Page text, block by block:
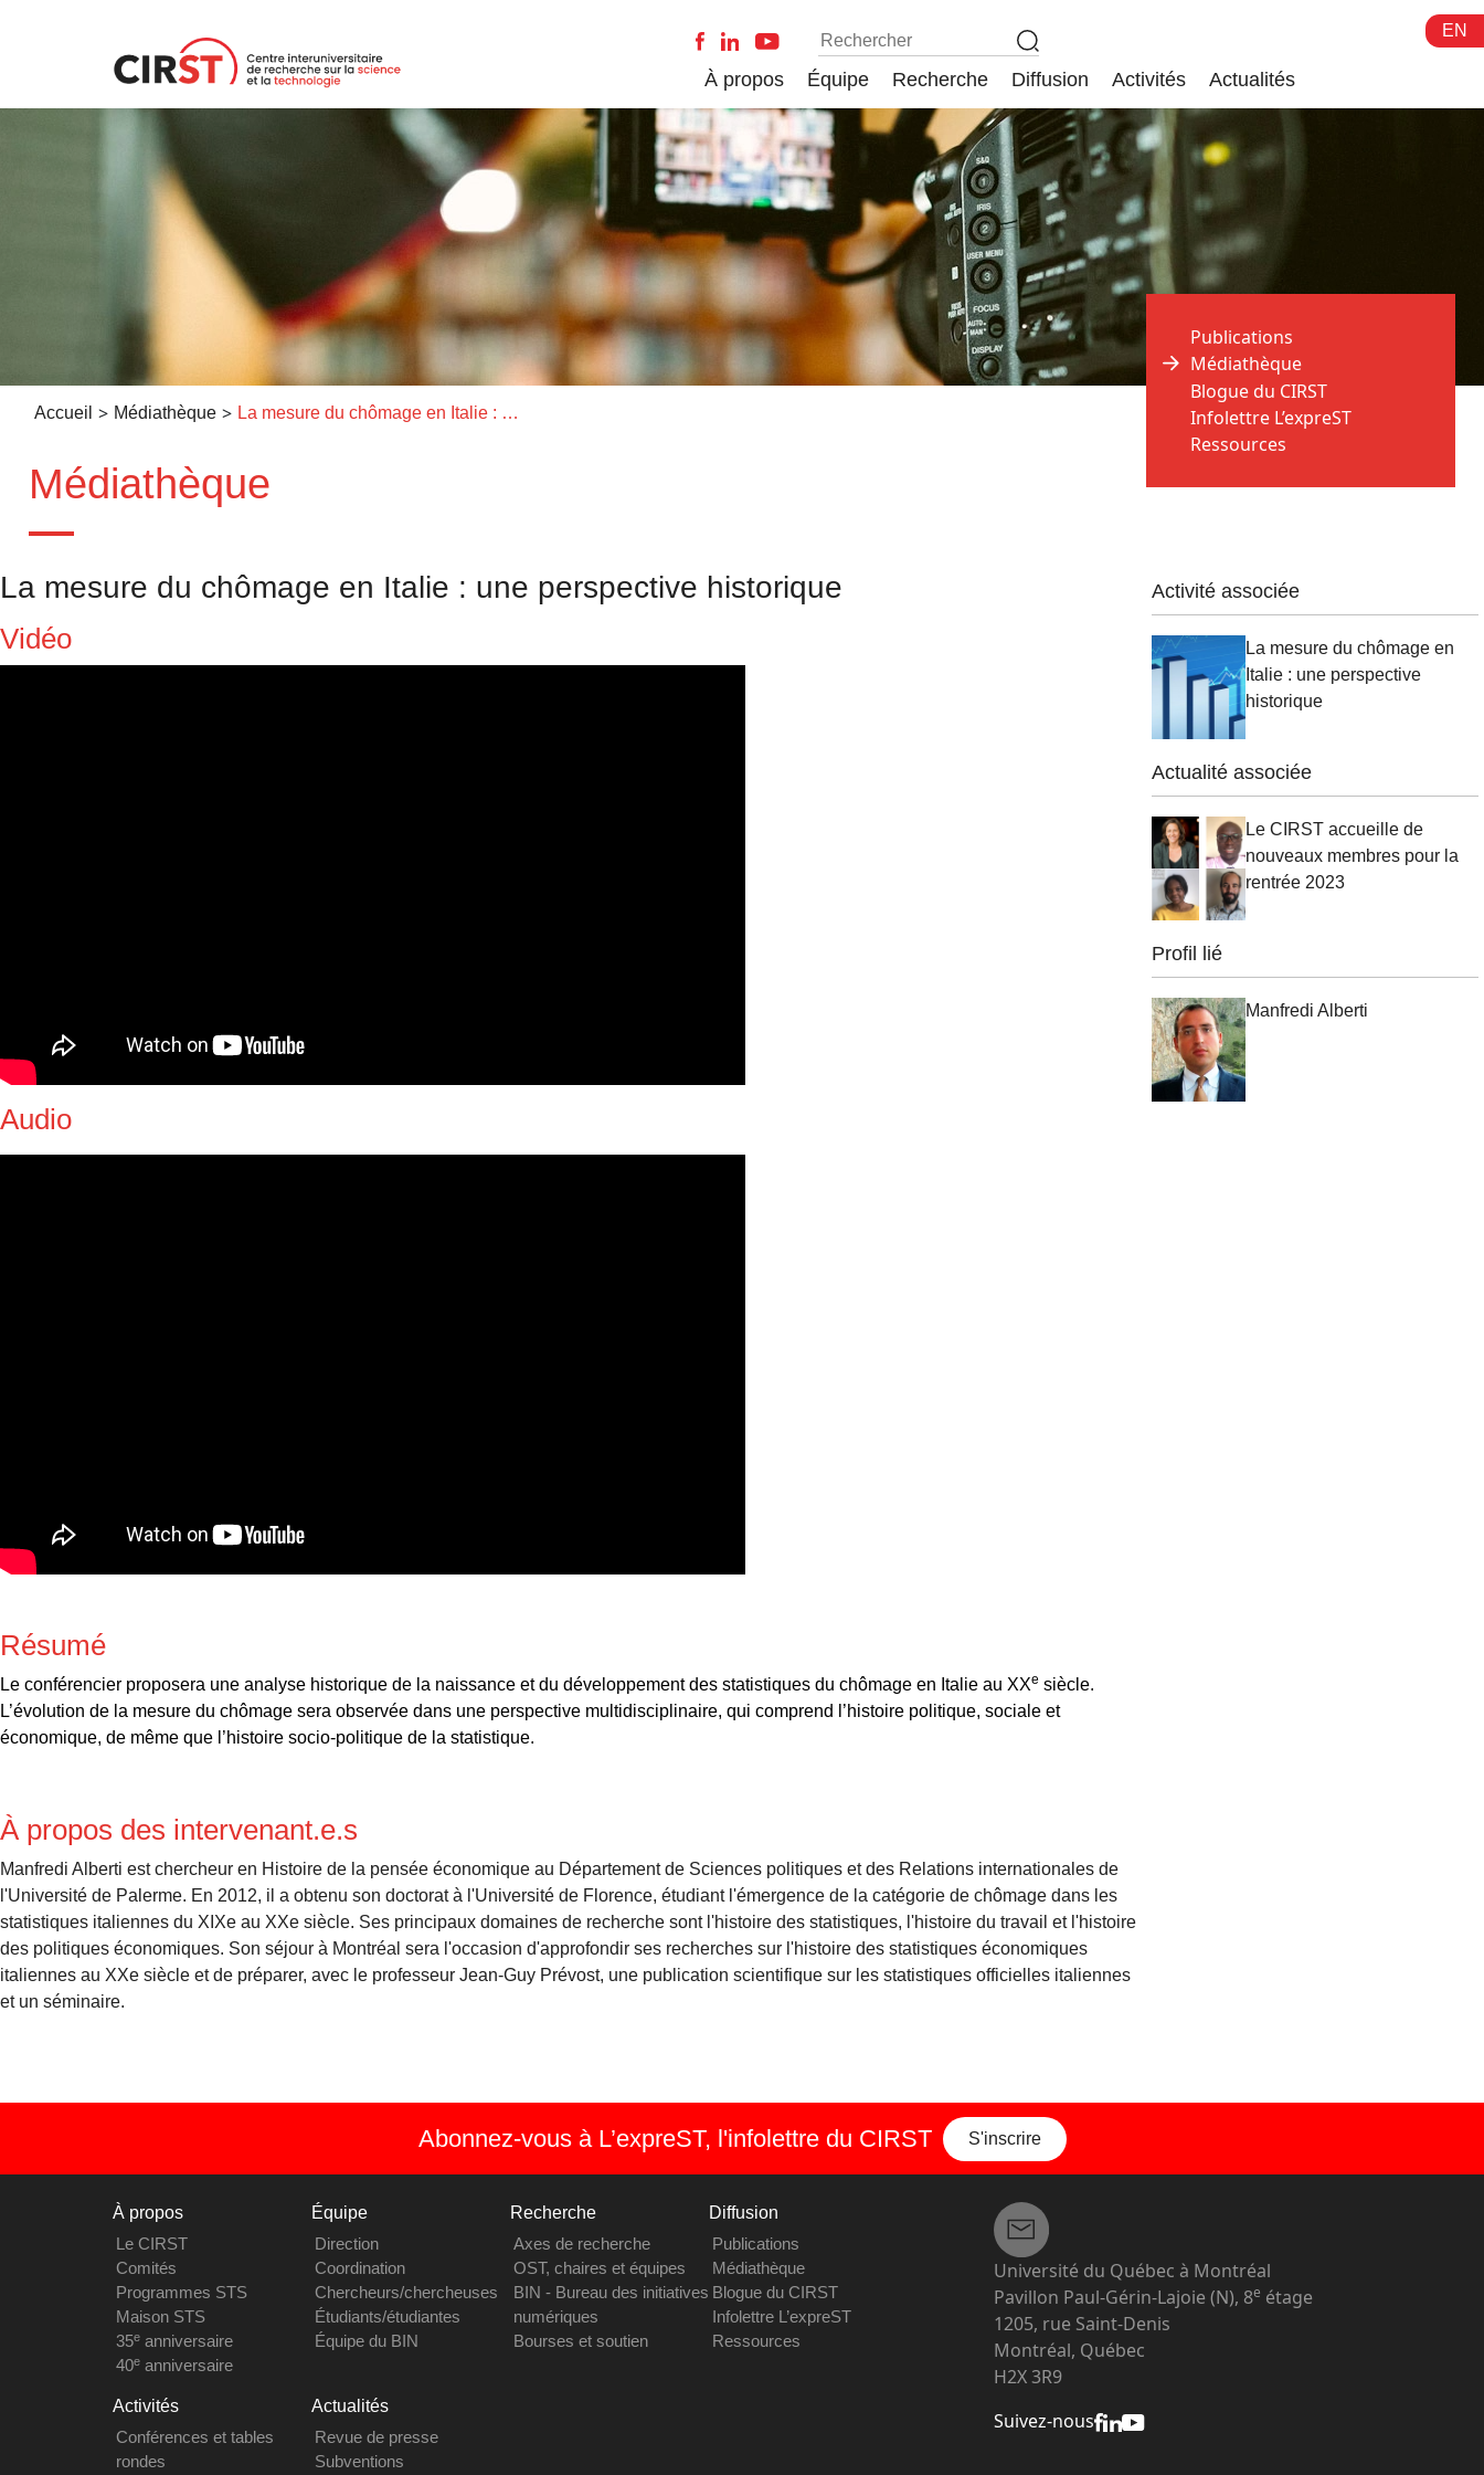
EN
À propos Équipe Recherche Diffusion Activités Actualités
Accueil > Médiathèque > La mesure du chômage en Italie : une perspective historique
Médiathèque
Publications
Médiathèque
Blogue du CIRST
Infolettre L’expreST
Ressources
La mesure du chômage en Italie : une perspective historique
Vidéo
Audio
Résumé
Le conférencier proposera une analyse historique de la naissance et du développement des statistiques du chômage en Italie au XXe siècle.
L’évolution de la mesure du chômage sera observée dans une perspective multidisciplinaire, qui comprend l’histoire politique, sociale et
économique, de même que l’histoire socio-politique de la statistique.
À propos des intervenant.e.s
Manfredi Alberti est chercheur en Histoire de la pensée économique au Département de Sciences politiques et des Relations internationales de
l'Université de Palerme. En 2012, il a obtenu son doctorat à l'Université de Florence, étudiant l'émergence de la catégorie de chômage dans les
statistiques italiennes du XIXe au XXe siècle. Ses principaux domaines de recherche sont l'histoire des statistiques, l'histoire du travail et l'histoire
des politiques économiques. Son séjour à Montréal sera l'occasion d'approfondir ses recherches sur l'histoire des statistiques économiques
italiennes au XXe siècle et de préparer, avec le professeur Jean-Guy Prévost, une publication scientifique sur les statistiques officielles italiennes
et un séminaire.
Activité associée
La mesure du chômage en
Italie : une perspective
historique
Actualité associée
Le CIRST accueille de
nouveaux membres pour la
rentrée 2023
Profil lié
Manfredi Alberti
Abonnez-vous à L’expreST, l'infolettre du CIRST S'inscrire
À propos
Le CIRST
Comités
Programmes STS
Maison STS
35eanniversaire
40eanniversaire
Équipe
Direction
Coordination
Chercheurs/chercheuses
Étudiants/étudiantes
Équipe du BIN
Recherche
Axes de recherche
OST, chaires et équipes
BIN - Bureau des initiatives
numériques
Bourses et soutien
Diffusion
Publications
Médiathèque
Blogue du CIRST
Infolettre L’expreST
Ressources
Activités
Conférences et tables
rondes
Actualités
Revue de presse
Subventions
Université du Québec à Montréal
Pavillon Paul-Gérin-Lajoie (N), 8e étage
1205, rue Saint-Denis
Montréal, Québec
H2X 3R9
Suivez-nous